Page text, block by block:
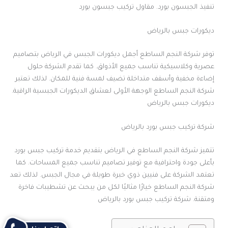
تنفيذ الجبسون بورد. مقاول تركيب جبسون بورد
ديكورات جبس بالرياض
توفر شركة النجم الساطع أجمل ديكورات الجبس في الرياض بتصاميم
عصرية وكلاسيكية تناسب جميع الأذواق. كما تقدم الشركة حلول
إضاءة مخفية وأسقف متداخلة تضيف لمسة فنية للمكان. لذلك تعتبر
شركة النجم الساطع الوجهة الأولى لعشاق الديكورات الجبسية الراقية.
ديكورات جبس بالرياض
شركة تركيب جبس بورد بالرياض
تتميز شركة النجم الساطع في الرياض بتقديم خدمة تركيب جبس بورد
بأعلى جودة واحترافية مع توفير تصاميم تناسب جميع المساحات. كما
تعتمد الشركة على فنيين ذوي خبرة طويلة في مجال الجبس. لذلك تعد
شركة النجم الساطع خيارًا مثاليًا لكل من يبحث عن تشطيبات فاخرة
ومتقنة. شركة تركيب جبس بورد بالرياض